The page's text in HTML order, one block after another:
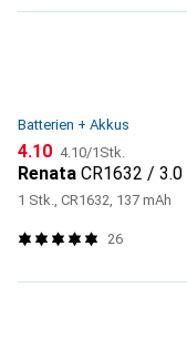
Batterien + Akkus
CHF
4.10 CHF
4.10/1Stk.
Renata CR1632 / 3.0
1 Stk., CR1632, 137 mAh
26